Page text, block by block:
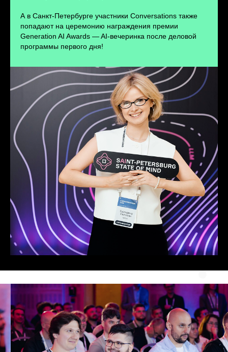
А в Санкт-Петербурге участники Conversations также
попадают на церемонию награждения премии
Generation AI Awards — AI-вечеринка после деловой
программы первого дня!